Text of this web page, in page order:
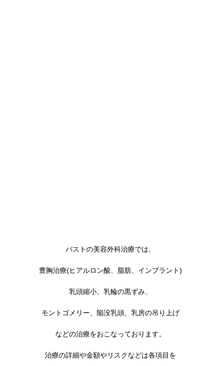
バストの美容外科治療では、
豊胸治療(ヒアルロン酸、脂肪、インプラント)
乳頭縮小、乳輪の黒ずみ、
モントゴメリー、陥没乳頭、乳房の吊り上げ
などの治療をおこなっております。
治療の詳細や金額やリスクなどは各項目を